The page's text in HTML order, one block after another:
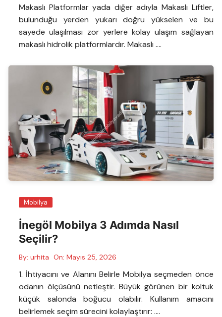
Makaslı Platformlar yada diğer adıyla Makaslı Liftler,
bulunduğu yerden yukarı doğru yükselen ve bu
sayede ulaşılması zor yerlere kolay ulaşım sağlayan
makaslı hidrolik platformlardır. Makaslı ….
Mobilya
İnegöl Mobilya 3 Adımda Nasıl
Seçilir?
By: urhita On: Mayıs 25, 2026
1. İhtiyacını ve Alanını Belirle Mobilya seçmeden önce
odanın ölçüsünü netleştir. Büyük görünen bir koltuk
küçük salonda boğucu olabilir. Kullanım amacını
belirlemek seçim sürecini kolaylaştırır: ….